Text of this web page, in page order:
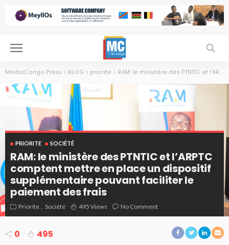
MediaCongo Press > BLOG > priorite > RAM: le ministère des PTNTIC et l’ARPTC comptent mettre en place un dispositif supplémentaire pouvant faciliter le paiement des frais
PRIORITE SOCIÉTÉ
RAM: le ministère des PTNTIC et l’ARPTC
comptent mettre en place un dispositif
supplémentaire pouvant faciliter le
paiement des frais
Priorite Société 495 Views No Comment
0 495